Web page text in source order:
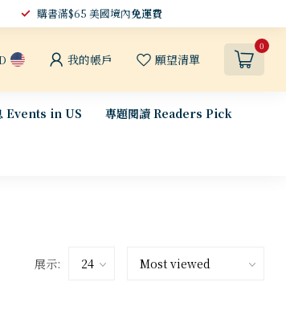
購書滿$65 美國境內免運費
我的帳戶 願望清單
0
Events in US 專題閱讀 Readers Pick
展示: